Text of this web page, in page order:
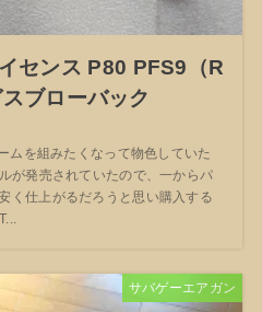
センス P80 PFS9（R
ブローバック
ムを組みたくなって物色していた
が発売されていたので、一からパ
く仕上がるだろうと思い購入する
サバゲーエアガン